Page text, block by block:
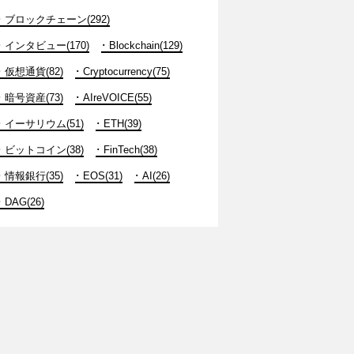
ブロックチェーン(292)
インタビュー(170) Blockchain(129)
仮想通貨(82) Cryptocurrency(75)
暗号資産(73) AIreVOICE(55)
イーサリウム(51) ETH(39)
ビットコイン(38) FinTech(38)
情報銀行(35) EOS(31) AI(26)
DAG(26)